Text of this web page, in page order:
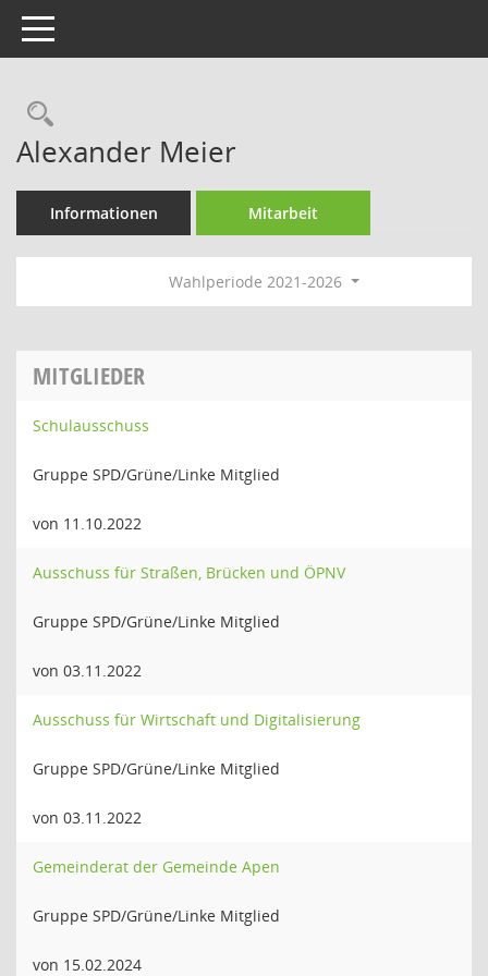
Toggle navigation
Rechercheauswahl
Alexander Meier
Informationen Mitarbeit
Wahlperiode 2021-2026
MITGLIEDER
Schulausschuss
Gruppe SPD/Grüne/Linke Mitglied
von 11.10.2022
Ausschuss für Straßen, Brücken und ÖPNV
Gruppe SPD/Grüne/Linke Mitglied
von 03.11.2022
Ausschuss für Wirtschaft und Digitalisierung
Gruppe SPD/Grüne/Linke Mitglied
von 03.11.2022
Gemeinderat der Gemeinde Apen
Gruppe SPD/Grüne/Linke Mitglied
von 15.02.2024